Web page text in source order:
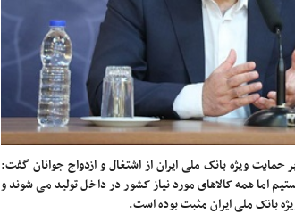
حمایت ویژه بانک ملی ایران از اشتغال و ازدواج جوانان گفت:
اما همه کالاهای مورد نیاز کشور در داخل تولید می شوند و
بانک ملی ایران مثبت بوده است.